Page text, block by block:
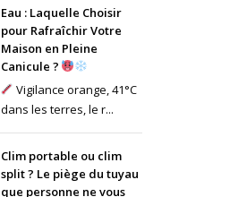
Eau : Laquelle Choisir
pour Rafraîchir Votre
Maison en Pleine
Canicule ?
Vigilance orange, 41°C
dans les terres, le r...
Clim portable ou clim
split ? Le piège du tuyau
que personne ne vous